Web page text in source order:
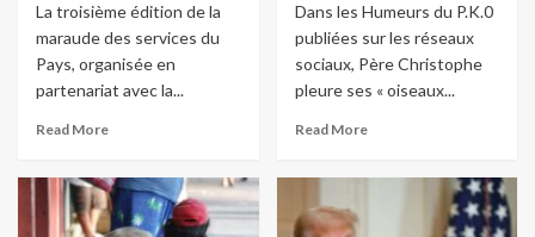
La troisième édition de la
maraude des services du
Pays, organisée en
partenariat avec la...
Read More
Dans les Humeurs du P.K.0
publiées sur les réseaux
sociaux, Père Christophe
pleure ses « oiseaux...
Read More